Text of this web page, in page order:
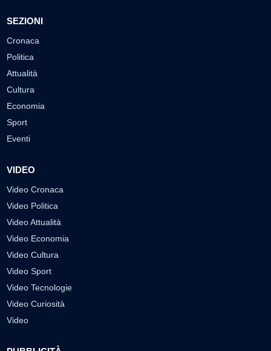
SEZIONI
Cronaca
Politica
Attualità
Cultura
Economia
Sport
Eventi
VIDEO
Video Cronaca
Video Politica
Video Attualità
Video Economia
Video Cultura
Video Sport
Video Tecnologie
Video Curiosità
Video